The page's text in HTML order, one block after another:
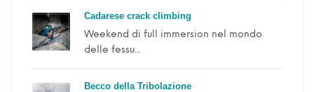
Cadarese crack climbing
Weekend di full immersion nel mondo
delle fessu...
Becco della Tribolazione